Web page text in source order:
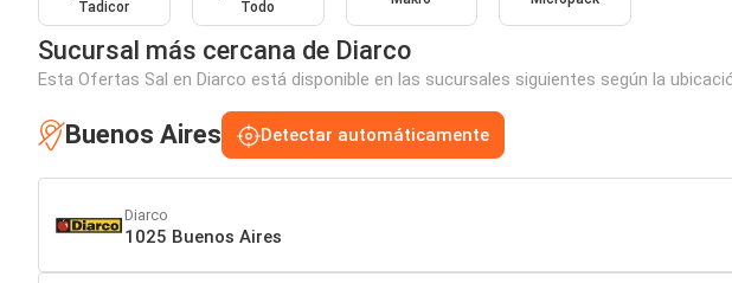
Tadicor
Todo
Sucursal más cercana de Diarco
Esta Ofertas Sal en Diarco está disponible en las sucursales siguientes según la
Buenos Aires Detectar automáticamente
Diarco
1025 Buenos Aires